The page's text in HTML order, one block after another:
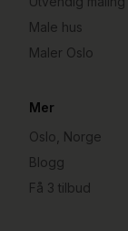
Male hus
Maler Oslo
Mer
Oslo, Norge
Blogg
Få 3 tilbud